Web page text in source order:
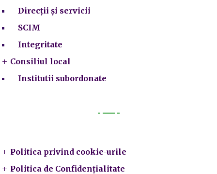
Direcții și servicii
SCIM
Integritate
Consiliul local
Institutii subordonate
Politica privind cookie-urile
Politica de Confidențialitate